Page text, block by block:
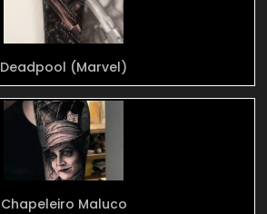
Deadpool (Marvel)
Chapeleiro Maluco